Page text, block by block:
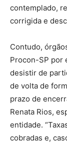
contemplado,
corrigida e
Contudo,
Procon-SP por
desistir de
de volta de
prazo de
Renata Rios,
entidade.
cobradas e,